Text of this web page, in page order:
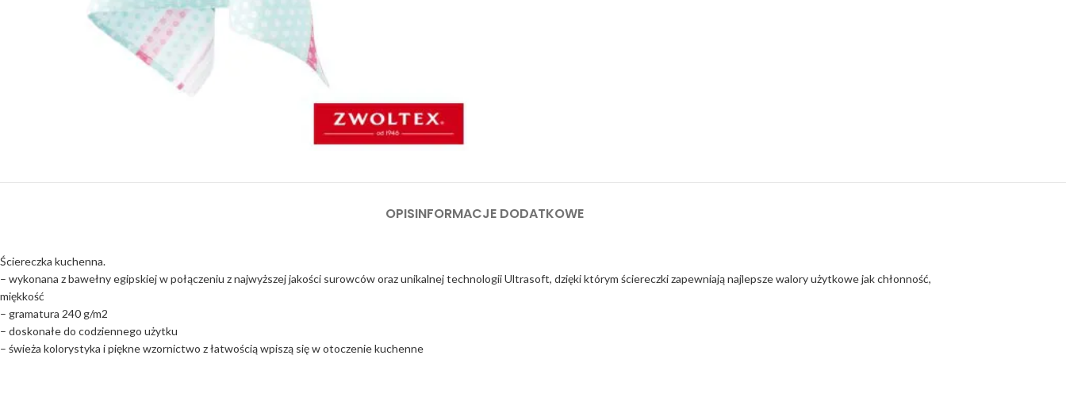
OPISINFORMACJE DODATKOWE
Ściereczka kuchenna.
– wykonana z bawełny egipskiej w połączeniu z najwyższej jakości surowców oraz unikalnej technologii Ultrasoft, dzięki którym ściereczki zapewniają najlepsze walory użytkowe jak chłonność,
miękkość
– gramatura 240 g/m2
– doskonałe do codziennego użytku
– świeża kolorystyka i piękne wzornictwo z łatwością wpiszą się w otoczenie kuchenne